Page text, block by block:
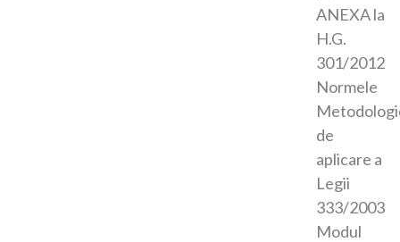
ANEXA la
H.G.
301/2012
Normele
de
aplicare a
Legii
333/2003
Modul